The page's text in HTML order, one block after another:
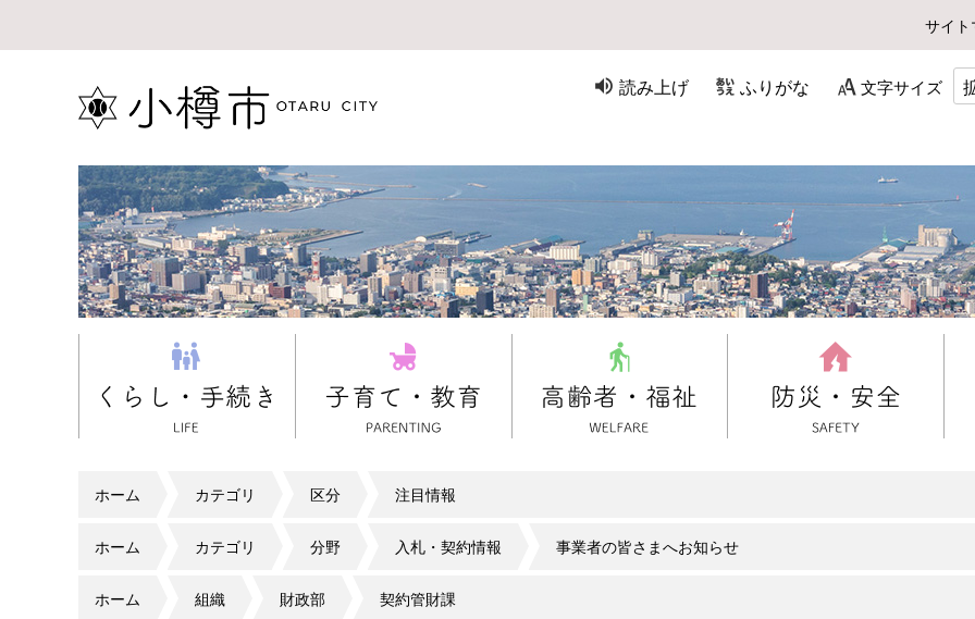
サイ
読み上げ ふりがな 文字サイズ
ホーム カテゴリ 区分 注目情報
ホーム カテゴリ 分野 入札・契約情報 事業者の皆さまへお知らせ
ホーム 組織 財政部 契約管財課